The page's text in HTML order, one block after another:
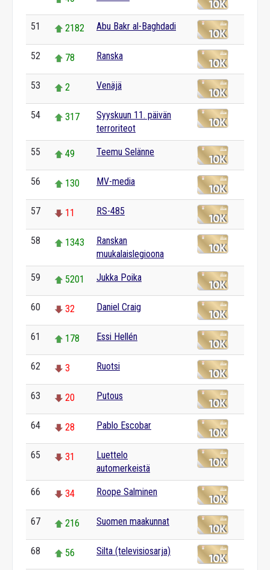
51 2182 Abu Bakr al-Baghdadi
52 78 Ranska
53 2 Venäjä
54 317
Syyskuun 11. päivän
terroriteot
55 49 Teemu Selänne
56 130 MV-media
57 11 RS-485
58 1343
Ranskan
muukalaislegioona
59 5201 Jukka Poika
60 32 Daniel Craig
61 178 Essi Hellén
62 3 Ruotsi
63 20 Putous
64 28 Pablo Escobar
65 31
Luettelo
automerkeistä
66 34 Roope Salminen
67 216 Suomen maakunnat
68 56 Silta (televisiosarja)